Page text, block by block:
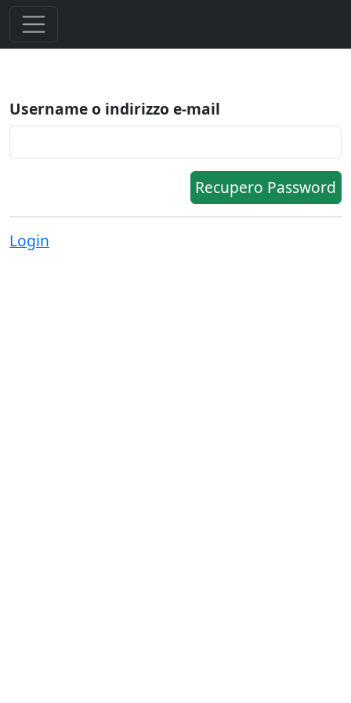
Username o indirizzo e-mail
Recupero Password
Login